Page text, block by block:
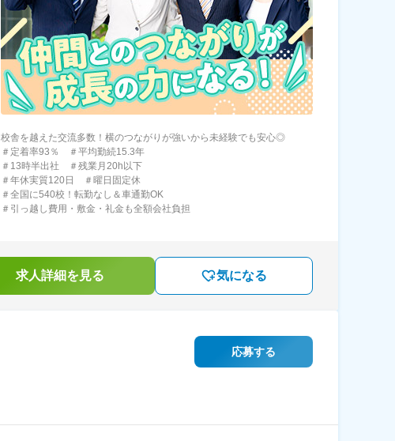
校舎を越えた交流多数！横のつながりが強いから未経験でも安心◎
＃定着率93％ ＃平均勤続15.3年
＃13時半出社 ＃残業月20h以下
＃年休実質120日 ＃曜日固定休
＃全国に540校！転勤なし＆車通勤OK
＃引っ越し費用・敷金・礼金も全額会社負担
求人詳細を見る 気になる
応募する